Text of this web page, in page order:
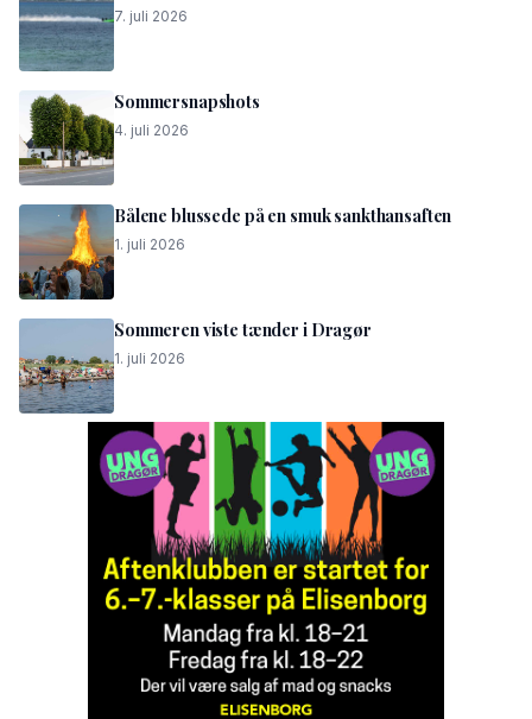
7. juli 2026
Sommersnapshots
4. juli 2026
Bålene blussede på en smuk sankthansaften
1. juli 2026
Sommeren viste tænder i Dragør
1. juli 2026